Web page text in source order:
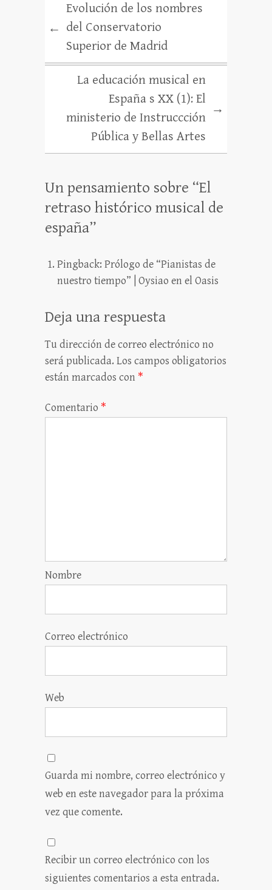
←
Evolución de los nombres
del Conservatorio
Superior de Madrid
La educación musical en
España s XX (1): El
ministerio de Instruccción
Pública y Bellas Artes
→
Un pensamiento sobre “El
retraso histórico musical de
españa”
Pingback: Prólogo de “Pianistas de
nuestro tiempo” | Oysiao en el Oasis
Deja una respuesta
Tu dirección de correo electrónico no
será publicada. Los campos obligatorios
están marcados con *
Comentario *
Nombre
Correo electrónico
Web
Guarda mi nombre, correo electrónico y
web en este navegador para la próxima
vez que comente.
Recibir un correo electrónico con los
siguientes comentarios a esta entrada.